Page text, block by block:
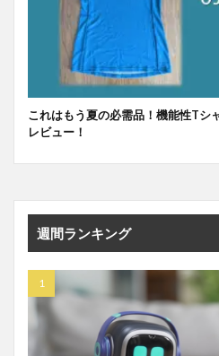
これはもう夏の必需品！機能性T
レビュー！
週間ランキング